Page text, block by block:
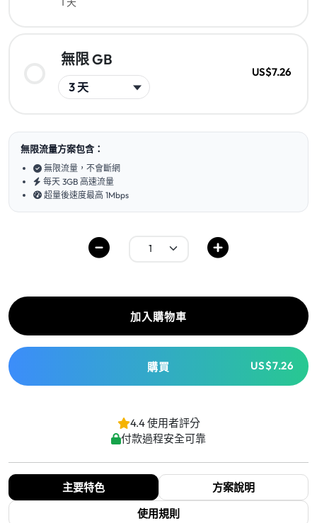
無限 GB
US$7.26
無限流量方案包含：
無限流量，不會斷網
每天 3GB 高速流量
超量後速度最高 1Mbps
加入購物車
購買 US$7.26
4.4 使用者評分
付款過程安全可靠
主要特色
方案說明
使用規則